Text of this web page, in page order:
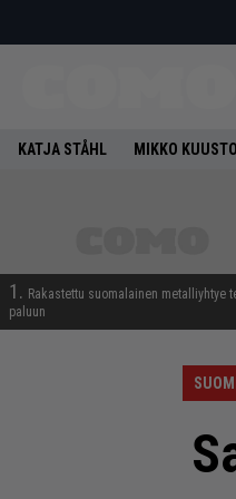
KATJA STÅHL MIKKO
1. Rakastettu suomalainen metalliyhtye
paluun
SUOMI